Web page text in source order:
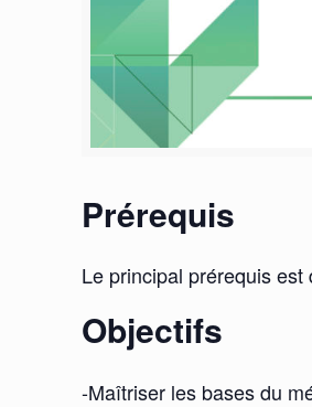
Prérequis
Le principal prérequis est
Objectifs
-Maîtriser les bases du